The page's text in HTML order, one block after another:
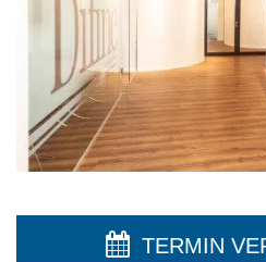
TERMIN